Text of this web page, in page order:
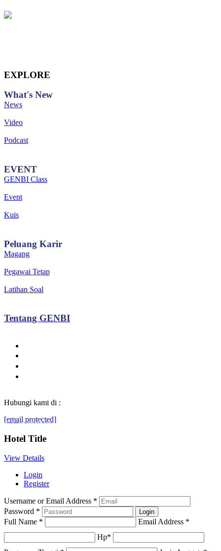
EXPLORE
What's New
News
Video
Podcast
EVENT
GENBI Class
Event
Kuis
Peluang Karir
Magang
Pegawai Tetap
Latihan Soal
Tentang GENBI
Hubungi kami di :
[email protected]
© Generasibaruindonesia.com 2022. All rights reserved.
Hotel Title
View Details
Login
Register
Username or Email Address *
Password *
Full Name * Email Address *
Hp*